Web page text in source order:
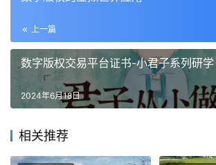
上一篇
数字版权交易平台证书-小君子系列研学
2024年6月18日
相关推荐